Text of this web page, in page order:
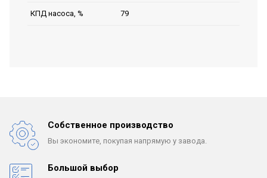
КПД насоса, % 79
Собственное производство
Вы экономите, покупая напрямую у завода.
Большой выбор